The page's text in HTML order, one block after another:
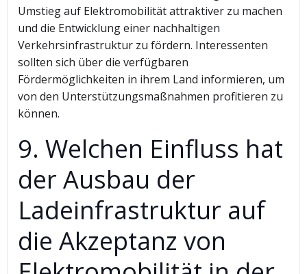
Umstieg auf Elektromobilität attraktiver zu machen
und die Entwicklung einer nachhaltigen
Verkehrsinfrastruktur zu fördern. Interessenten
sollten sich über die verfügbaren
Fördermöglichkeiten in ihrem Land informieren, um
von den Unterstützungsmaßnahmen profitieren zu
können.
9. Welchen Einfluss hat
der Ausbau der
Ladeinfrastruktur auf
die Akzeptanz von